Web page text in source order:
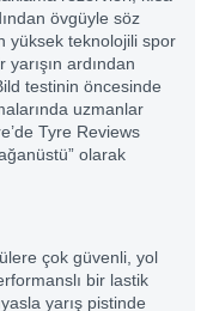
övgüyle söz
yüksek teknolojili spor
ardından
testinin öncesinde
uzmanlar
Tyre Reviews
olarak
çok güvenli, yol
bir lastik
yarış pistinde